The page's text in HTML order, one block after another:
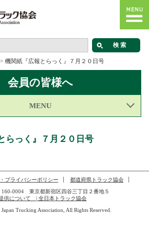
機関紙『広報とらっく』７月２０日号
会員の皆様へ
MENU
らっく』７月２０日号
プライバシーポリシー
都道府県トラック協会
0004 東京都新宿区四谷三丁目２番地５
供について | 全日本トラック協会
Trucking Association, All Rights Reserved.